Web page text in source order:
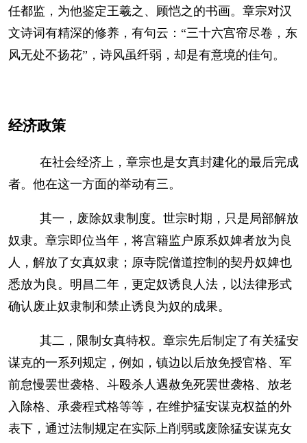
任都监，为他鉴定王羲之、顾恺之的书画。章宗对汉
文诗词有精深的修养，有句云：“三十六宫帘尽卷，东
风无处不扬花”，诗风虽纤弱，却是有意境的佳句。
经济政策
在社会经济上，章宗也是女真封建化的最后完成
者。他在这一方面的举动有三。
其一，废除奴隶制度。世宗时期，只是局部解放
奴隶。章宗即位当年，将宫籍监户原系奴婢者放为良
人，解放了女真奴隶；原寺院僧道控制的契丹奴婢也
悉放为良。明昌二年，更定奴诱良人法，以法律形式
确认废止奴隶制和禁止诱良为奴的成果。
其二，限制女真特权。章宗先后制定了有关猛安
谋克的一系列规定，例如，镇边以后放免授官格、军
前怠慢罢世袭格、斗殴杀人遇赦免死罢世袭格、放老
入除格、承袭程式格等等，在维护猛安谋克权益的外
表下，通过法制规定在实际上削弱或废除猛安谋克女